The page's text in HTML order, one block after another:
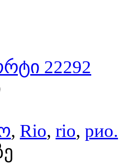
22292
, Rio, rio, рио.